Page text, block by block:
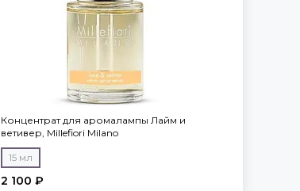
Концентрат для аромалампы Лайм и
ветивер, Millefiori Milano
15 мл
2 100 ₽